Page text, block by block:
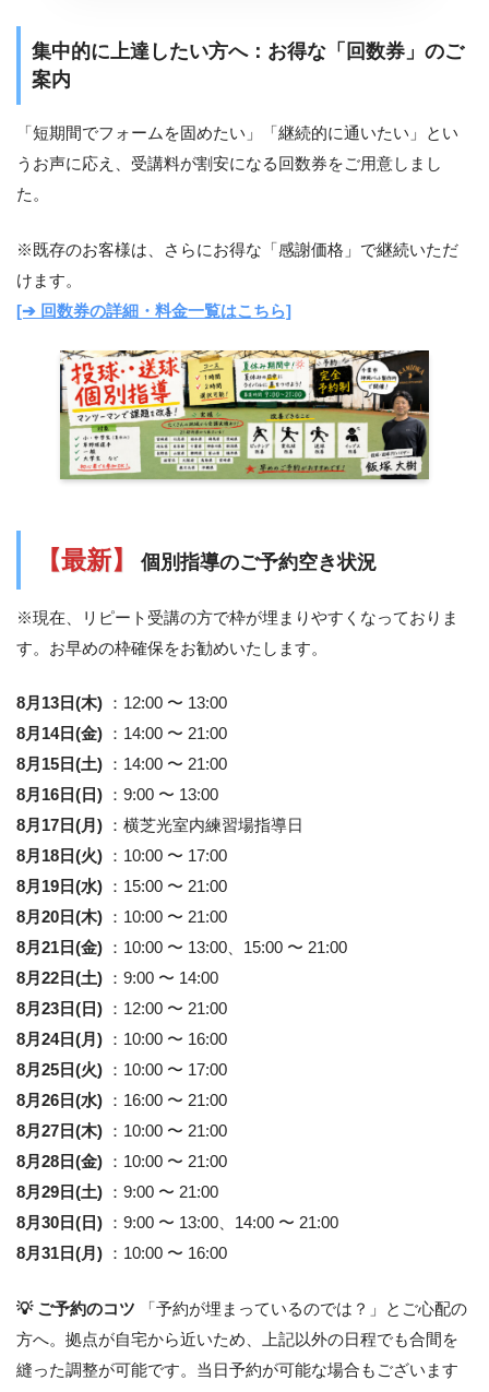
集中的に上達したい方へ：お得な「回数券」のご
案内
「短期間でフォームを固めたい」「継続的に通いたい」とい
うお声に応え、受講料が割安になる回数券をご用意しまし
た。
※既存のお客様は、さらにお得な「感謝価格」で継続いただ
けます。
[➔ 回数券の詳細・料金一覧はこちら]
【最新】 個別指導のご予約空き状況
※現在、リピート受講の方で枠が埋まりやすくなっておりま
す。お早めの枠確保をお勧めいたします。
8月13日(木)
：12:00 〜 13:00
8月14日(金)
：14:00 〜 21:00
8月15日(土)
：14:00 〜 21:00
8月16日(日)
：9:00 〜 13:00
8月17日(月)
：横芝光室内練習場指導日
8月18日(火)
：10:00 〜 17:00
8月19日(水)
：15:00 〜 21:00
8月20日(木)
：10:00 〜 21:00
8月21日(金)
：10:00 〜 13:00、15:00 〜 21:00
8月22日(土)
：9:00 〜 14:00
8月23日(日)
：12:00 〜 21:00
8月24日(月)
：10:00 〜 16:00
8月25日(火)
：10:00 〜 17:00
8月26日(水)
：16:00 〜 21:00
8月27日(木)
：10:00 〜 21:00
8月28日(金)
：10:00 〜 21:00
8月29日(土)
：9:00 〜 21:00
8月30日(日)
：9:00 〜 13:00、14:00 〜 21:00
8月31日(月)
：10:00 〜 16:00
💡 ご予約のコツ 「予約が埋まっているのでは？」とご心配の
方へ。拠点が自宅から近いため、上記以外の日程でも合間を
縫った調整が可能です。当日予約が可能な場合もございます